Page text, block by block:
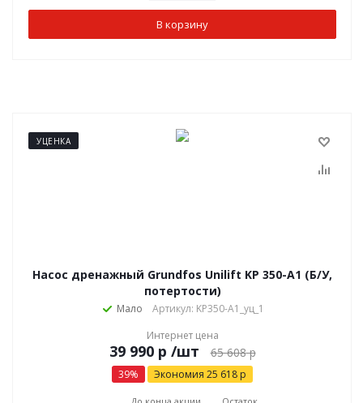
В корзину
УЦЕНКА
Насос дренажный Grundfos Unilift KP 350-A1 (Б/У,
потертости)
Мало
Артикул: KP350-A1_уц_1
Интернет цена
р /шт 65 608р
39% Экономия 25 618 р